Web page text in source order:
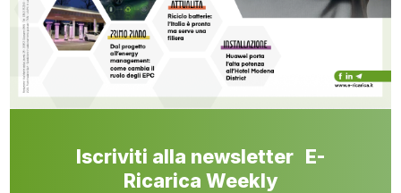
Iscriviti alla newsletter E-
Ricarica Weekly